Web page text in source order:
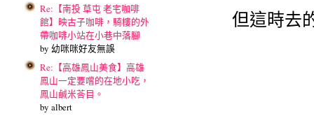
Re:【南投 草屯 老宅咖啡
館】映古子咖啡，騎樓的外
帶咖啡小站在小巷中落腳
by 幼咪咪好友無誤
Re:【高雄鳳山美食】高雄
鳳山一定要嚐的在地小吃，
鳳山鹹米荅目。
by albert
但這時去